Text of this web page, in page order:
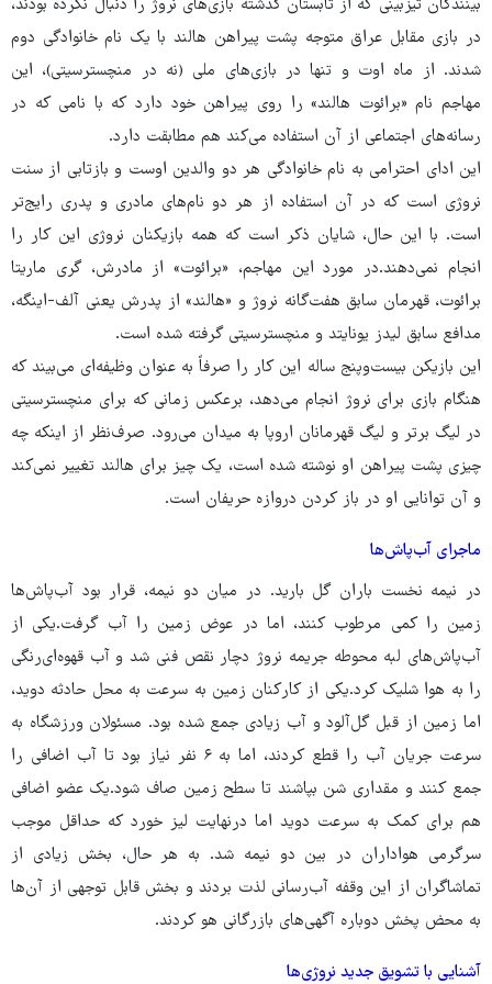
بینندگان تیزبینی که از تابستان گذشته بازی‌های نروژ را دنبال نکرده بودند،
در بازی مقابل عراق متوجه پشت پیراهن هالند با یک نام خانوادگی دوم
شدند. از ماه اوت و تنها در بازی‌های ملی (نه در منچسترسیتی)، این
مهاجم نام «برائوت هالند» را روی پیراهن خود دارد که با نامی که در
رسانه‌های اجتماعی از آن استفاده می‌کند هم مطابقت دارد.
این ادای احترامی به نام خانوادگی هر دو والدین اوست و بازتابی از سنت
نروژی است که در آن استفاده از هر دو نام‌های مادری و پدری رایج‌تر
است. با این حال، شایان ذکر است که همه بازیکنان نروژی این کار را
انجام نمی‌دهند.در مورد این مهاجم، «برائوت» از مادرش، گری ماریتا
برائوت، قهرمان سابق هفت‌گانه نروژ و «هالند» از پدرش یعنی آلف-اینگه،
مدافع سابق لیدز یونایتد و منچسترسیتی گرفته شده است.
این بازیکن بیست‌وپنج ساله این کار را صرفاً به عنوان وظیفه‌ای می‌بیند که
هنگام بازی برای نروژ انجام می‌دهد، برعکس زمانی که برای منچسترسیتی
در لیگ برتر و لیگ قهرمانان اروپا به میدان می‌رود. صرف‌نظر از اینکه چه
چیزی پشت پیراهن او نوشته شده است، یک چیز برای هالند تغییر نمی‌کند
و آن توانایی او در باز کردن دروازه حریفان است.
ماجرای آب‌پاش‌ها
در نیمه نخست باران گل بارید. در میان دو نیمه، قرار بود آب‌پاش‌ها
زمین را کمی مرطوب کنند، اما در عوض زمین را آب گرفت.یکی از
آب‌پاش‌های لبه محوطه جریمه نروژ دچار نقص فنی شد و آب قهوه‌ای‌رنگی
را به هوا شلیک کرد.یکی از کارکنان زمین به سرعت به محل حادثه دوید،
اما زمین از قبل گل‌آلود و آب زیادی جمع شده بود. مسئولان ورزشگاه به
سرعت جریان آب را قطع کردند، اما به ۶ نفر نیاز بود تا آب اضافی را
جمع کنند و مقداری شن بپاشند تا سطح زمین صاف شود.یک عضو اضافی
هم برای کمک به سرعت دوید اما درنهایت لیز خورد که حداقل موجب
سرگرمی هواداران در بین دو نیمه شد. به هر حال، بخش زیادی از
تماشاگران از این وقفه آب‌رسانی لذت بردند و بخش قابل توجهی از آن‌ها
به محض پخش دوباره آگهی‌های بازرگانی هو کردند.
آشنایی با تشویق جدید نروژی‌ها